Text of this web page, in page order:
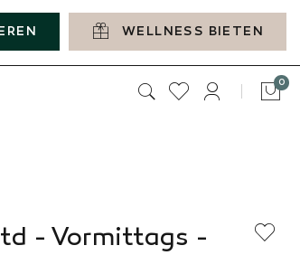
WELLNESS BIETEN
0
- Vormittags -